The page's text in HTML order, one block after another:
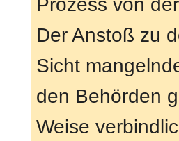
Der Anstoß zu
Sicht
den Behörden
Weise